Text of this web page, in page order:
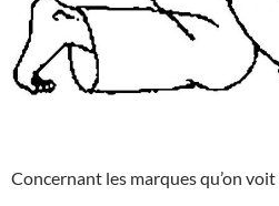
Concernant les marques qu’on